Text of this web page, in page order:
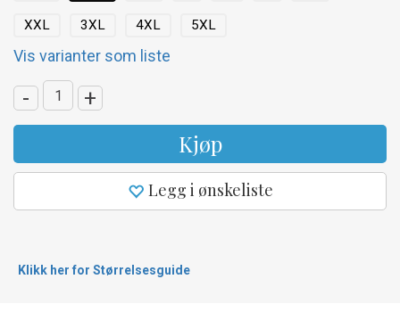
XXL 3XL 4XL 5XL
Vis varianter som liste
- +
Kjøp
Legg i ønskeliste
Klikk her for Størrelsesguide